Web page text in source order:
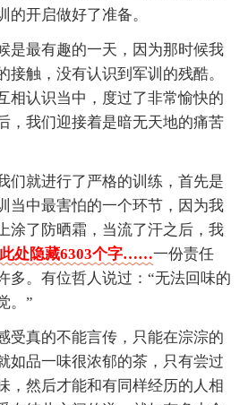
的开启做好了准备。
是最有趣的一天，因为那时候我
接触，没有认识到军训的残酷。
相认识当中，度过了非常愉快的
，我们迎接着是暗无天地的痛苦
们就进行了严格的训练，首先是
当中最害怕的一个环节，因为我
涂了防晒霜，当流了汗之后，我
处隐藏6303个字……一份责任
多。有位哲人说过：“无法回味的
。”
受真的不能言传，只能在淙淙的
如品一味很浓郁的茶，只有尝过
，然后才能和有同样经历的人相